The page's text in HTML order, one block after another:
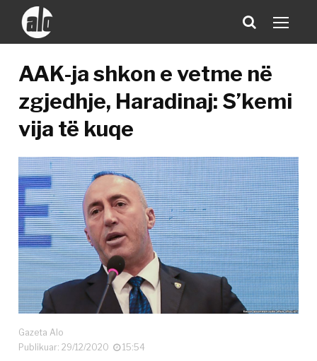
AAK-ja shkon e vetme në
zgjedhje, Haradinaj: S’kemi
vija të kuqe
Gazeta Alo
Publikuar: 29/12/2020
15:54